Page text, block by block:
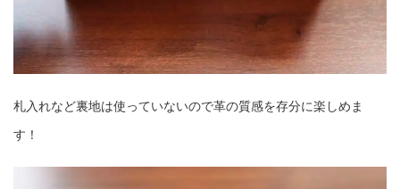
札入れなど裏地は使っていないので革の質感を存分に楽しめま
す！